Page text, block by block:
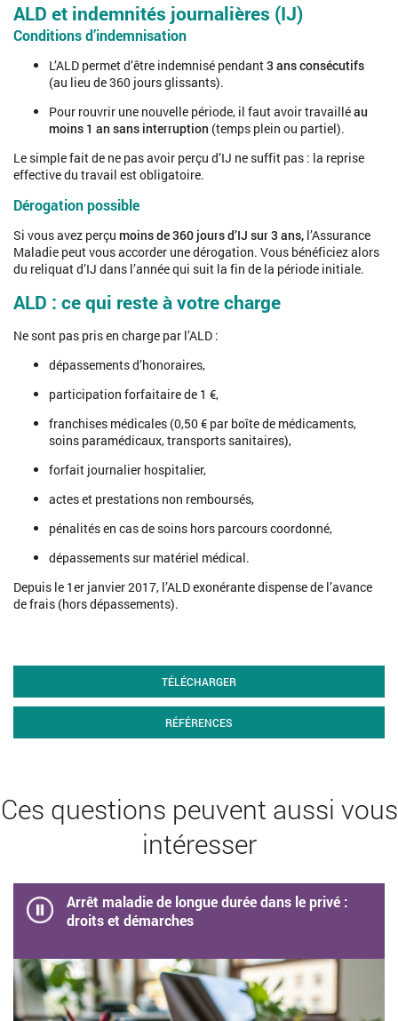
ALD et indemnités journalières (IJ)
Conditions d’indemnisation
L’ALD permet d’être indemnisé pendant3 ans consécutifs
(au lieu de 360 jours glissants).
Pour rouvrir une nouvelle période, il faut avoir travailléau
moins 1 an sans interruption (temps plein ou partiel).
Le simple fait de ne pas avoir perçu d’IJ ne suffit pas : la reprise
effective du travail est obligatoire.
Dérogation possible
Si vous avez perçu moins de 360 jours d’IJ sur 3 ans, l’Assurance
Maladie peut vous accorder une dérogation. Vous bénéficiez alors
du reliquat d’IJ dans l’année qui suit la fin de la période initiale.
ALD : ce qui reste à votre charge
Ne sont pas pris en charge par l’ALD :
dépassements d’honoraires,
participation forfaitaire de 1 €,
franchises médicales (0,50 € par boîte de médicaments,
soins paramédicaux, transports sanitaires),
forfait journalier hospitalier,
actes et prestations non remboursés,
pénalités en cas de soins hors parcours coordonné,
dépassements sur matériel médical.
Depuis le 1er janvier 2017, l’ALD exonérante dispense de l’avance
de frais (hors dépassements).
TÉLÉCHARGER
RÉFÉRENCES
www.ameli.fr
https://www.ameli.fr/l-assurance-maladie/statistiques-
et-publications/donnees-statistiques/affection-de-
longue-duree-ald/dispositif-des-ald.php
http://www.legisocial.fr/actualites-sociales/2192-
affections-de-longue-duree-ald-les-durees-de-prise-en-
charge-100-sont-modifiees.html
https://www.ameli.fr/assure/droits-demarches/maladie-
accident-hospitalisation/affection-longue-duree-
ald/affection-longue-duree-ald
https://www.service-
public.fr/particuliers/vosdroits/F34068
Ces questions peuvent aussi vous
intéresser
Arrêt maladie de longue durée dans le privé :
droits et démarches